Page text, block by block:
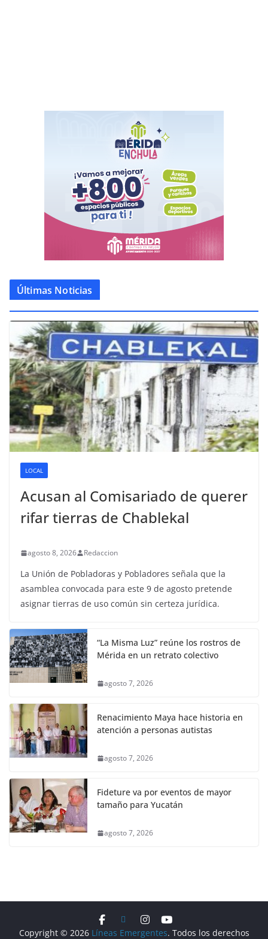
Últimas Noticias
LOCAL
Acusan al Comisariado de querer
rifar tierras de Chablekal
agosto 8, 2026 Redaccion
La Unión de Pobladoras y Pobladores señala que la
asamblea convocada para este 9 de agosto pretende
asignar tierras de uso común sin certeza jurídica.
“La Misma Luz” reúne los rostros de
Mérida en un retrato colectivo
agosto 7, 2026
Renacimiento Maya hace historia en
atención a personas autistas
agosto 7, 2026
Fideture va por eventos de mayor
tamaño para Yucatán
agosto 7, 2026
Copyright © 2026 Líneas Emergentes. Todos los derechos